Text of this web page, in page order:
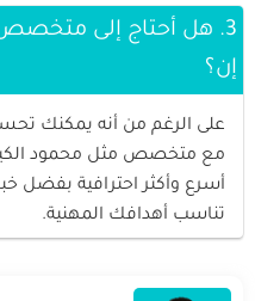
3. هل أحتاج إلى
إن؟
على الرغم من أنه يمكنك
مع متخصص مثل محمود
أسرع وأكثر احترافية بفضل
تناسب أهدافك المهنية.